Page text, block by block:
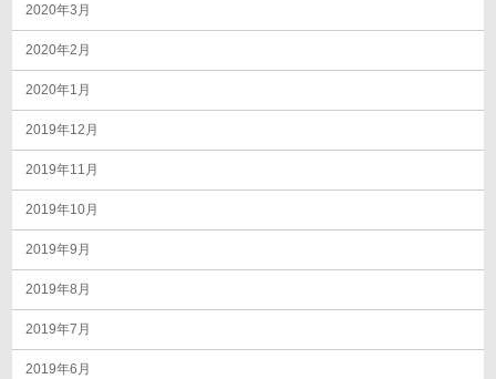
2020年3月
2020年2月
2020年1月
2019年12月
2019年11月
2019年10月
2019年9月
2019年8月
2019年7月
2019年6月